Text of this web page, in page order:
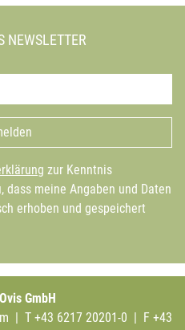
NEWSLETTER
zur Kenntnis
dass meine Angaben und Daten
erhoben und gespeichert
GmbH
| T +43 6217 20201-0 | F +43